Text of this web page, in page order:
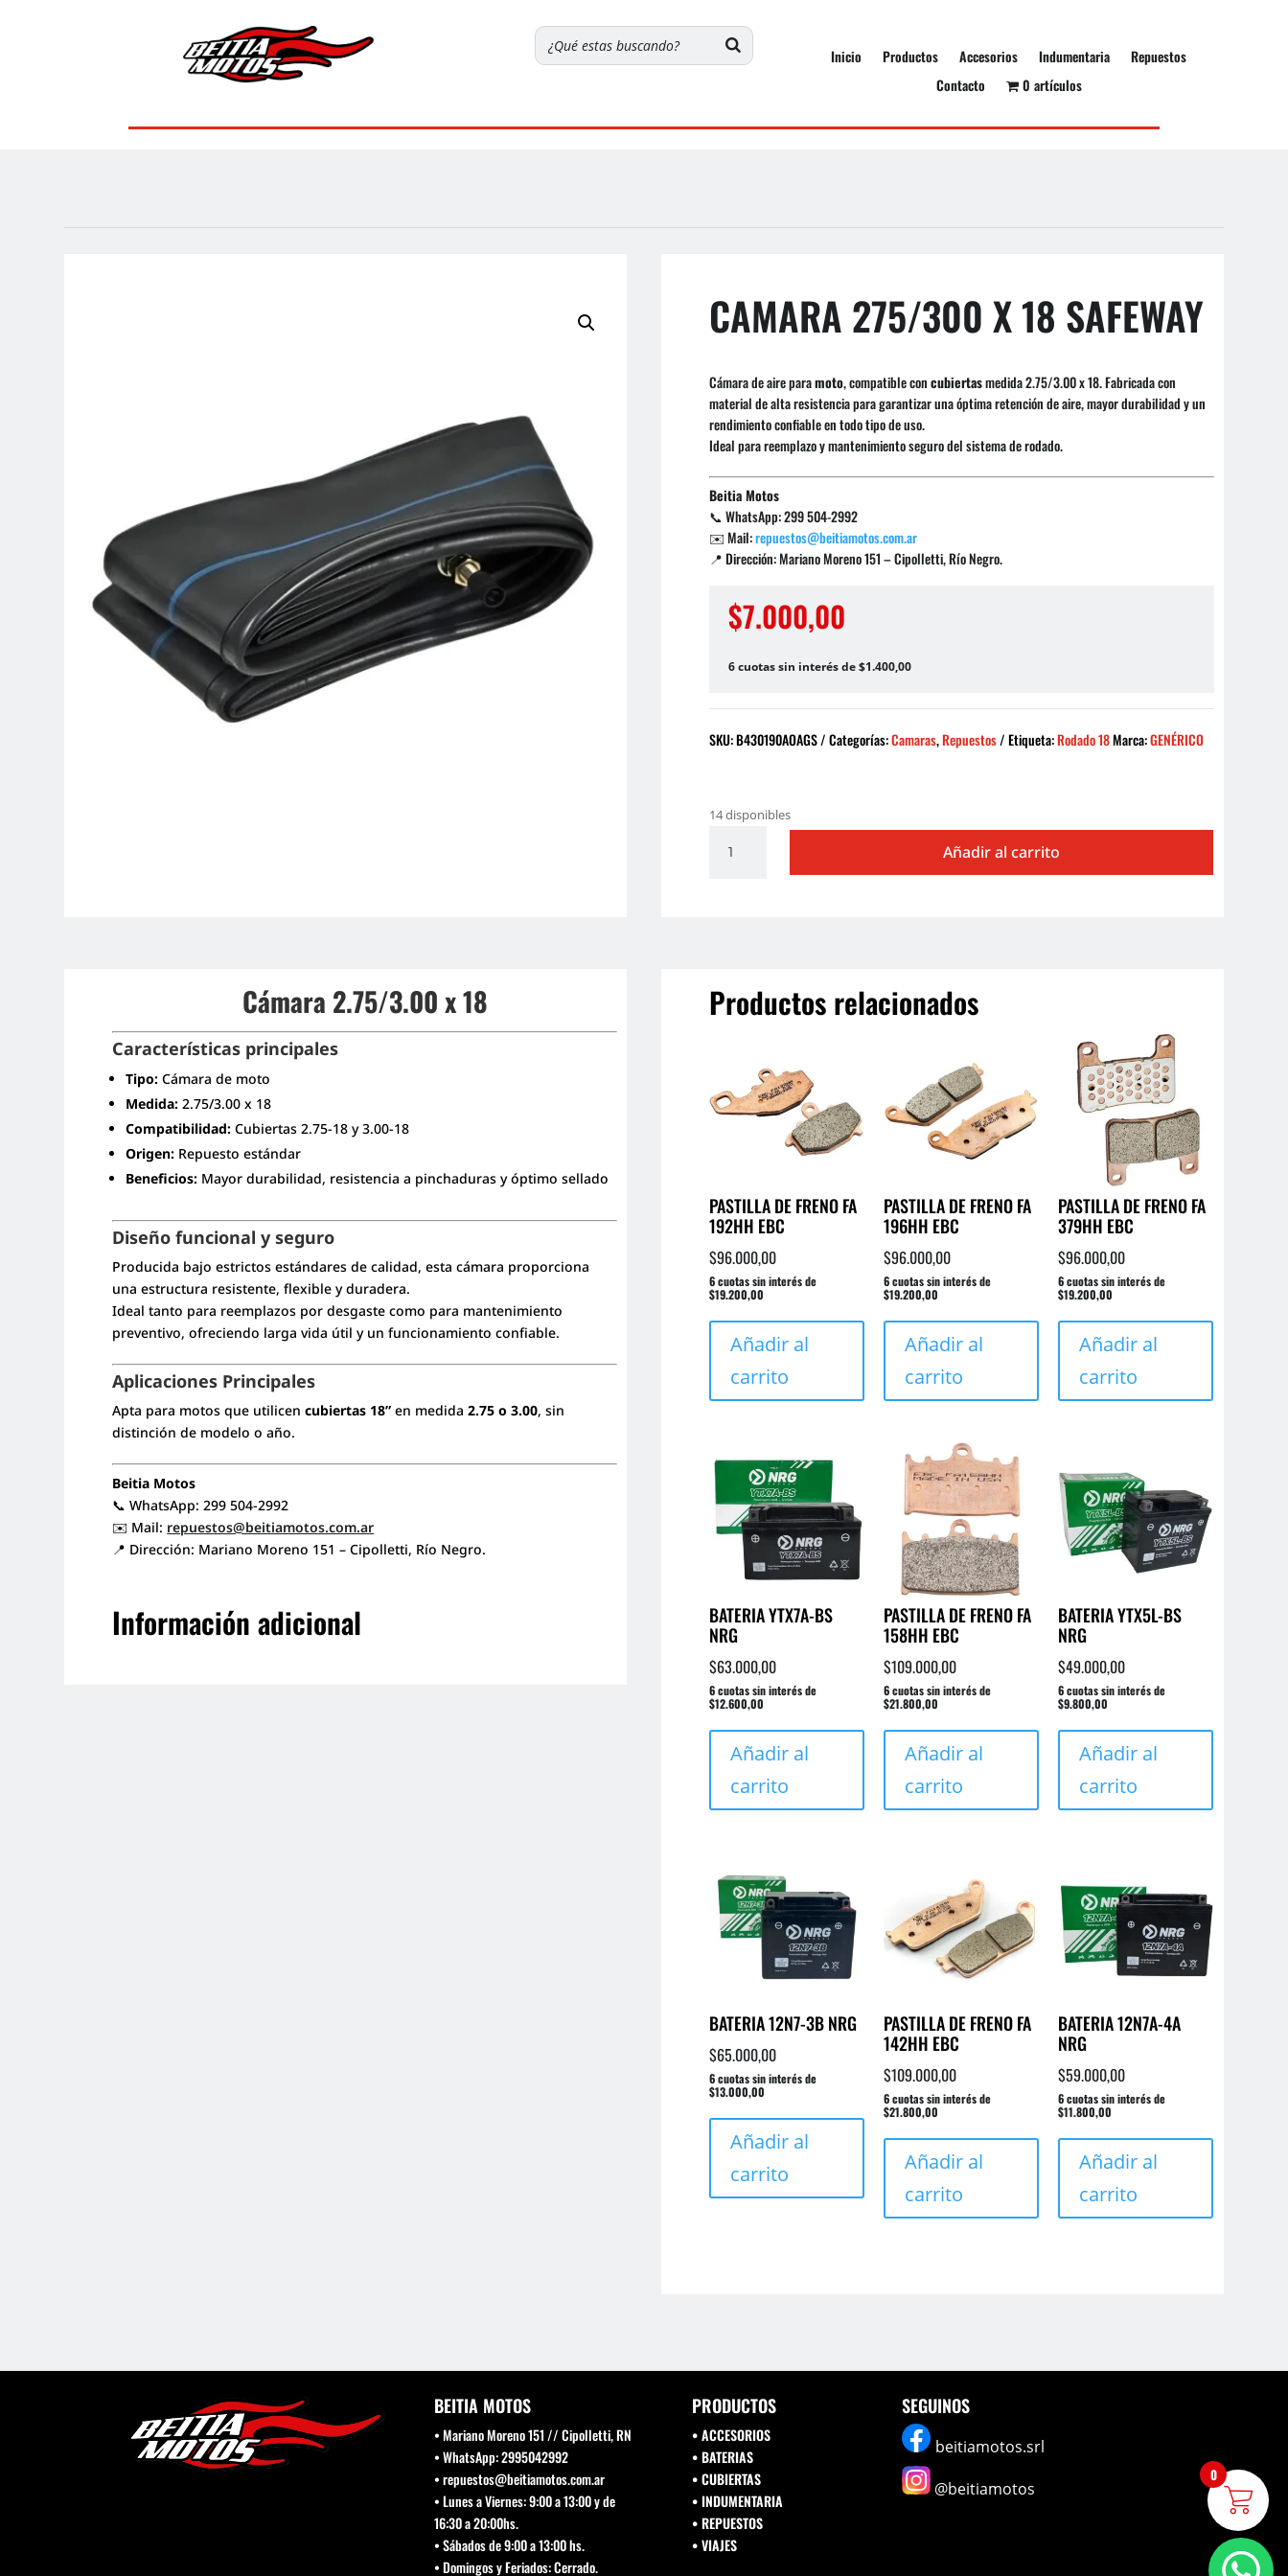
Inicio Productos Accesorios Indumentaria
Repuestos
Contacto
0 artículos
CAMARA 275/300 X 18 SAFEWAY
Cámara de aire paramoto, compatible concubiertasmedida 2.75/3.00 x 18. Fabricada con
material de alta resistencia para garantizar una óptima retención de aire, mayor durabilidad y un
rendimiento confiable en todo tipo de uso.
Ideal para reemplazo y mantenimiento seguro del sistema de rodado.
Beitia Motos
📞 WhatsApp: 299 504-2992
✉️ Mail:repuestos@beitiamotos.com.ar
📍 Dirección: Mariano Moreno 151 – Cipolletti, Río Negro.
$7.000,00
6 cuotas sin interés de $1.400,00
SKU:B430190AOAGS Categorías:Camaras,Repuestos Etiqueta:Rodado 18Marca:GENÉRICO
14 disponibles
275/300
Añadir al carrito
Cámara 2.75/3.00 x 18
Características principales
Tipo: Cámara de moto
Medida: 2.75/3.00 x 18
Compatibilidad: Cubiertas 2.75-18 y 3.00-18
Origen: Repuesto estándar
Beneficios: Mayor durabilidad, resistencia a pinchaduras y óptimo sellado
Diseño funcional y seguro
Producida bajo estrictos estándares de calidad, esta cámara proporciona
una estructura resistente, flexible y duradera.
Ideal tanto para reemplazos por desgaste como para mantenimiento
preventivo, ofreciendo larga vida útil y un funcionamiento confiable.
Aplicaciones Principales
Apta para motos que utilicencubiertas 18” en medida2.75 o 3.00, sin
distinción de modelo o año.
Beitia Motos
📞 WhatsApp: 299 504-2992
✉️ Mail: repuestos@beitiamotos.com.ar
📍 Dirección: Mariano Moreno 151 – Cipolletti, Río Negro.
Información adicional
Productos relacionados
PASTILLA DE FRENO FA
192HH EBC
$96.000,00
6 cuotas sin interés de
$19.200,00
Añadir al
carrito
PASTILLA DE FRENO FA
196HH EBC
$96.000,00
6 cuotas sin interés de
$19.200,00
Añadir al
carrito
PASTILLA DE FRENO FA
379HH EBC
$96.000,00
6 cuotas sin interés de
$19.200,00
Añadir al
carrito
BATERIA YTX7A-BS
NRG
$63.000,00
6 cuotas sin interés de
$12.600,00
Añadir al
carrito
PASTILLA DE FRENO FA
158HH EBC
$109.000,00
6 cuotas sin interés de
$21.800,00
Añadir al
carrito
BATERIA YTX5L-BS
NRG
$49.000,00
6 cuotas sin interés de
$9.800,00
Añadir al
carrito
BATERIA 12N7-3B NRG
$65.000,00
6 cuotas sin interés de
$13.000,00
Añadir al
carrito
PASTILLA DE FRENO FA
142HH EBC
$109.000,00
6 cuotas sin interés de
$21.800,00
Añadir al
carrito
BATERIA 12N7A-4A
NRG
$59.000,00
6 cuotas sin interés de
$11.800,00
Añadir al
carrito
BEITIA MOTOS
• Mariano Moreno 151 // Cipolletti, RN
• WhatsApp: 2995042992
• repuestos@beitiamotos.com.ar
• Lunes a Viernes: 9:00 a 13:00 y de
16:30 a 20:00hs.
• Sábados de 9:00 a 13:00 hs.
• Domingos y Feriados: Cerrado.
PRODUCTOS
• ACCESORIOS
• BATERIAS
• CUBIERTAS
• INDUMENTARIA
• REPUESTOS
•VIAJES
SEGUINOS
beitiamotos.srl
@beitiamotos
0